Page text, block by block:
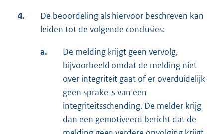
4.
De beoordeling als hiervoor beschreven kan
leiden tot de volgende conclusies:
a.
De melding krijgt geen vervolg,
bijvoorbeeld omdat de melding niet
over integriteit gaat of er overduidelijk
geen sprake is van een
integriteitsschending. De melder krijg
dan een gemotiveerd bericht dat de